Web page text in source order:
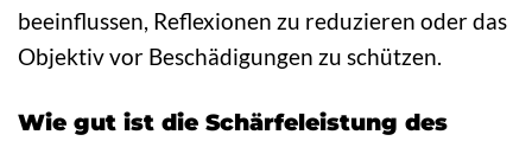
beeinflussen, Reflexionen zu reduzieren oder das
Objektiv vor Beschädigungen zu schützen.
Wie gut ist die Schärfeleistung des